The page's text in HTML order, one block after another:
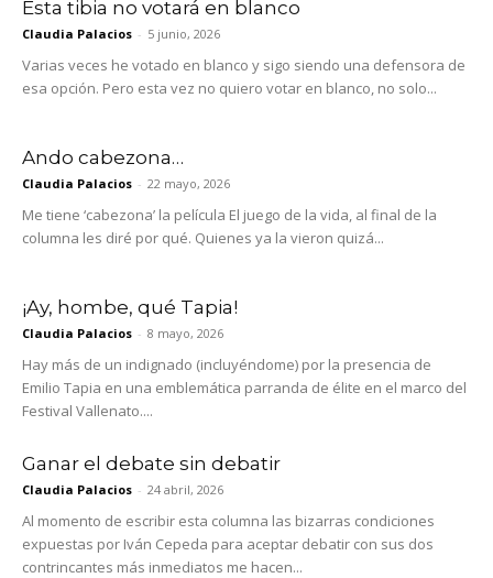
Esta tibia no votará en blanco
Claudia Palacios - 5 junio, 2026
Varias veces he votado en blanco y sigo siendo una defensora de
esa opción. Pero esta vez no quiero votar en blanco, no solo...
Ando cabezona…
Claudia Palacios - 22 mayo, 2026
Me tiene ‘cabezona’ la película El juego de la vida, al final de la
columna les diré por qué. Quienes ya la vieron quizá...
¡Ay, hombe, qué Tapia!
Claudia Palacios - 8 mayo, 2026
Hay más de un indignado (incluyéndome) por la presencia de
Emilio Tapia en una emblemática parranda de élite en el marco del
Festival Vallenato....
Ganar el debate sin debatir
Claudia Palacios - 24 abril, 2026
Al momento de escribir esta columna las bizarras condiciones
expuestas por Iván Cepeda para aceptar debatir con sus dos
contrincantes más inmediatos me hacen...